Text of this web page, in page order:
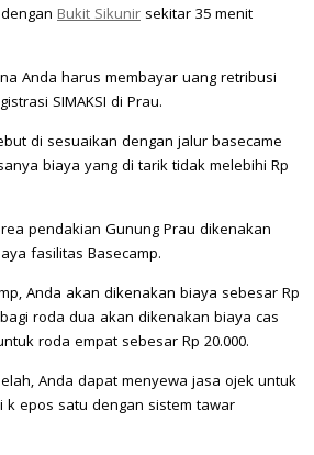
Bukit Sikunir sekitar 35 menit
Anda harus membayar uang retribusi
SIMAKSI di Prau.
di sesuaikan dengan jalur basecame
biaya yang di tarik tidak melebihi Rp
pendakian Gunung Prau dikenakan
fasilitas Basecamp.
Anda akan dikenakan biaya sebesar Rp
roda dua akan dikenakan biaya cas
roda empat sebesar Rp 20.000.
Anda dapat menyewa jasa ojek untuk
k epos satu dengan sistem tawar